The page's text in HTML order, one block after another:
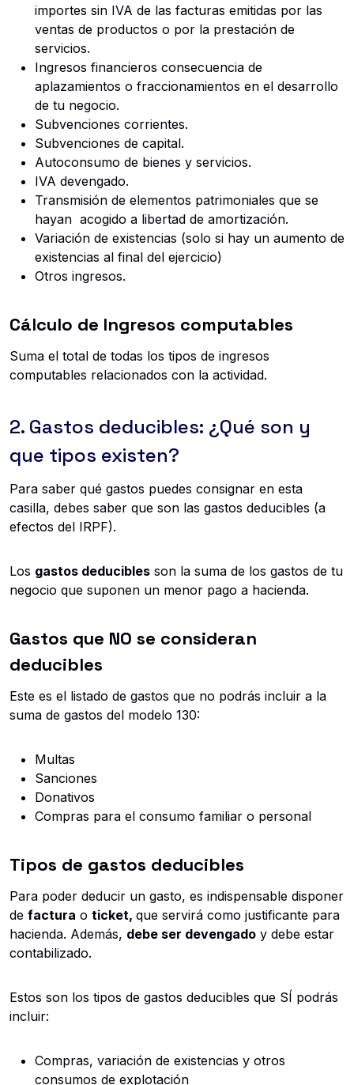
importes sin IVA de las facturas emitidas por las
ventas de productos o por la prestación de
servicios.
Ingresos financieros consecuencia de
aplazamientos o fraccionamientos en el desarrollo
de tu negocio.
Subvenciones corrientes.
Subvenciones de capital.
Autoconsumo de bienes y servicios.
IVA devengado.
Transmisión de elementos patrimoniales que se
hayan acogido a libertad de amortización.
Variación de existencias (solo si hay un aumento de
existencias al final del ejercicio)
Otros ingresos.
Cálculo de Ingresos computables
Suma el total de todas los tipos de ingresos
computables relacionados con la actividad.
2. Gastos deducibles: ¿Qué son y
que tipos existen?
Para saber qué gastos puedes consignar en esta
casilla, debes saber que son las gastos deducibles (a
efectos del IRPF).
Los gastos deducibles son la suma de los gastos de tu
negocio que suponen un menor pago a hacienda.
Gastos que NO se consideran
deducibles
Este es el listado de gastos que no podrás incluir a la
suma de gastos del modelo 130:
Multas
Sanciones
Donativos
Compras para el consumo familiar o personal
Tipos de gastos deducibles
Para poder deducir un gasto, es indispensable disponer
de factura o ticket, que servirá como justificante para
hacienda. Además, debe ser devengado y debe estar
contabilizado.
Estos son los tipos de gastos deducibles que SÍ podrás
incluir:
Compras, variación de existencias y otros
consumos de explotación